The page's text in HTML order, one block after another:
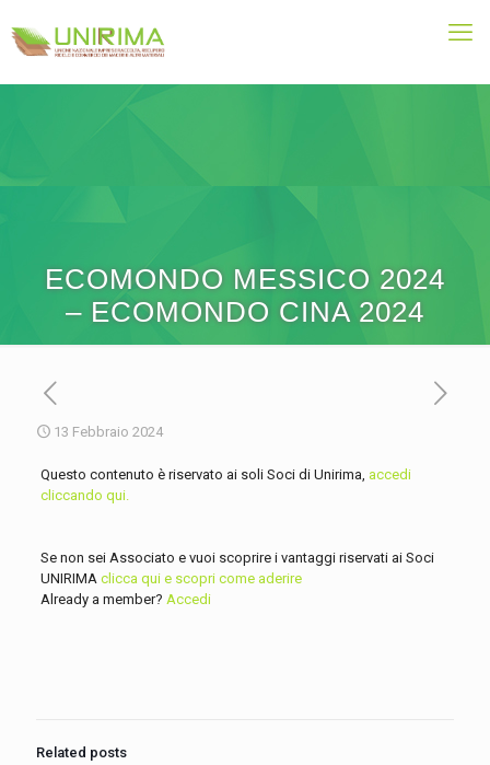
ECOMONDO MESSICO 2024
– ECOMONDO CINA 2024
13 Febbraio 2024
Questo contenuto è riservato ai soli Soci di Unirima, accedi
cliccando qui.
Se non sei Associato e vuoi scoprire i vantaggi riservati ai Soci
UNIRIMA clicca qui e scopri come aderire
Already a member? Accedi
Related posts